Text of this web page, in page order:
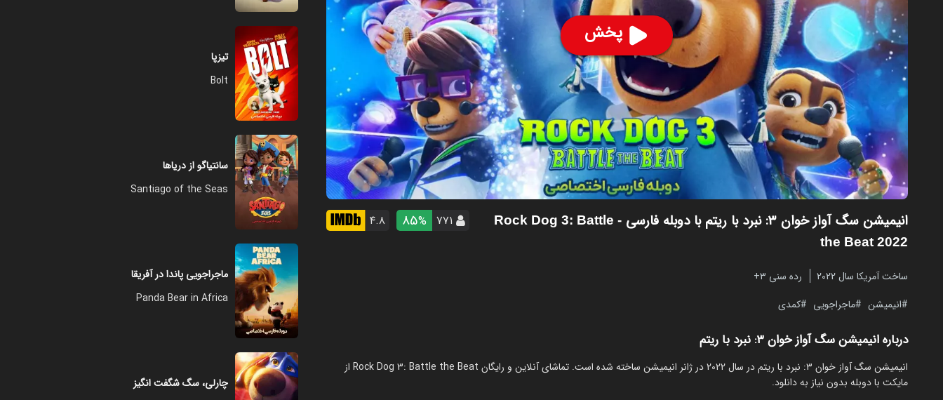
پخش
انیمیشن سگ آواز خوان ۳: نبرد با ریتم با دوبله فارسی
- Rock Dog 3: Battle
the Beat 2022
۷۷۱ 85% ۴.۸
ساخت آمریکا سال 2022
رده سنی ۳+
انیمیشن
ماجراجویی کمدی
درباره انیمیشن سگ آواز خوان ۳: نبرد با ریتم
انیمیشن سگ آواز خوان ۳: نبرد با ریتم در سال 2022 در ژانر انیمیشن ساخته شده است. تماشای آنلاین و رایگان Rock Dog 3: Battle the Beat از
مایکت با دوبله بدون نیاز به دانلود.
تیزپا
Bolt
سانتیاگو از دریاها
Santiago of the Seas
ماجراجویی پاندا در آفریقا
Panda Bear in Africa
چارلی، سگ شگفت‌ انگیز